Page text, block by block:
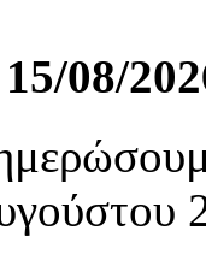
08/